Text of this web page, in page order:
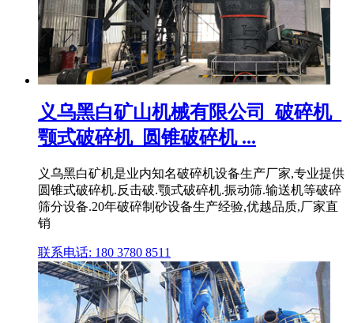
义乌黑白矿山机械有限公司_破碎机_
颚式破碎机_圆锥破碎机 ...
义乌黑白矿机是业内知名破碎机设备生产厂家,专业提供
圆锥式破碎机.反击破.颚式破碎机.振动筛.输送机等破碎
筛分设备.20年破碎制砂设备生产经验,优越品质,厂家直
销
联系电话: 180 3780 8511